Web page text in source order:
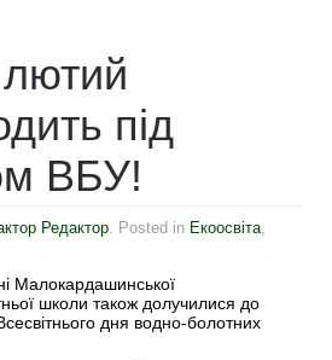
під
ВБУ!
Редактор. Posted in Екоосвіта,
Малокардашинської
школи також долучилися до
дня водно-болотних